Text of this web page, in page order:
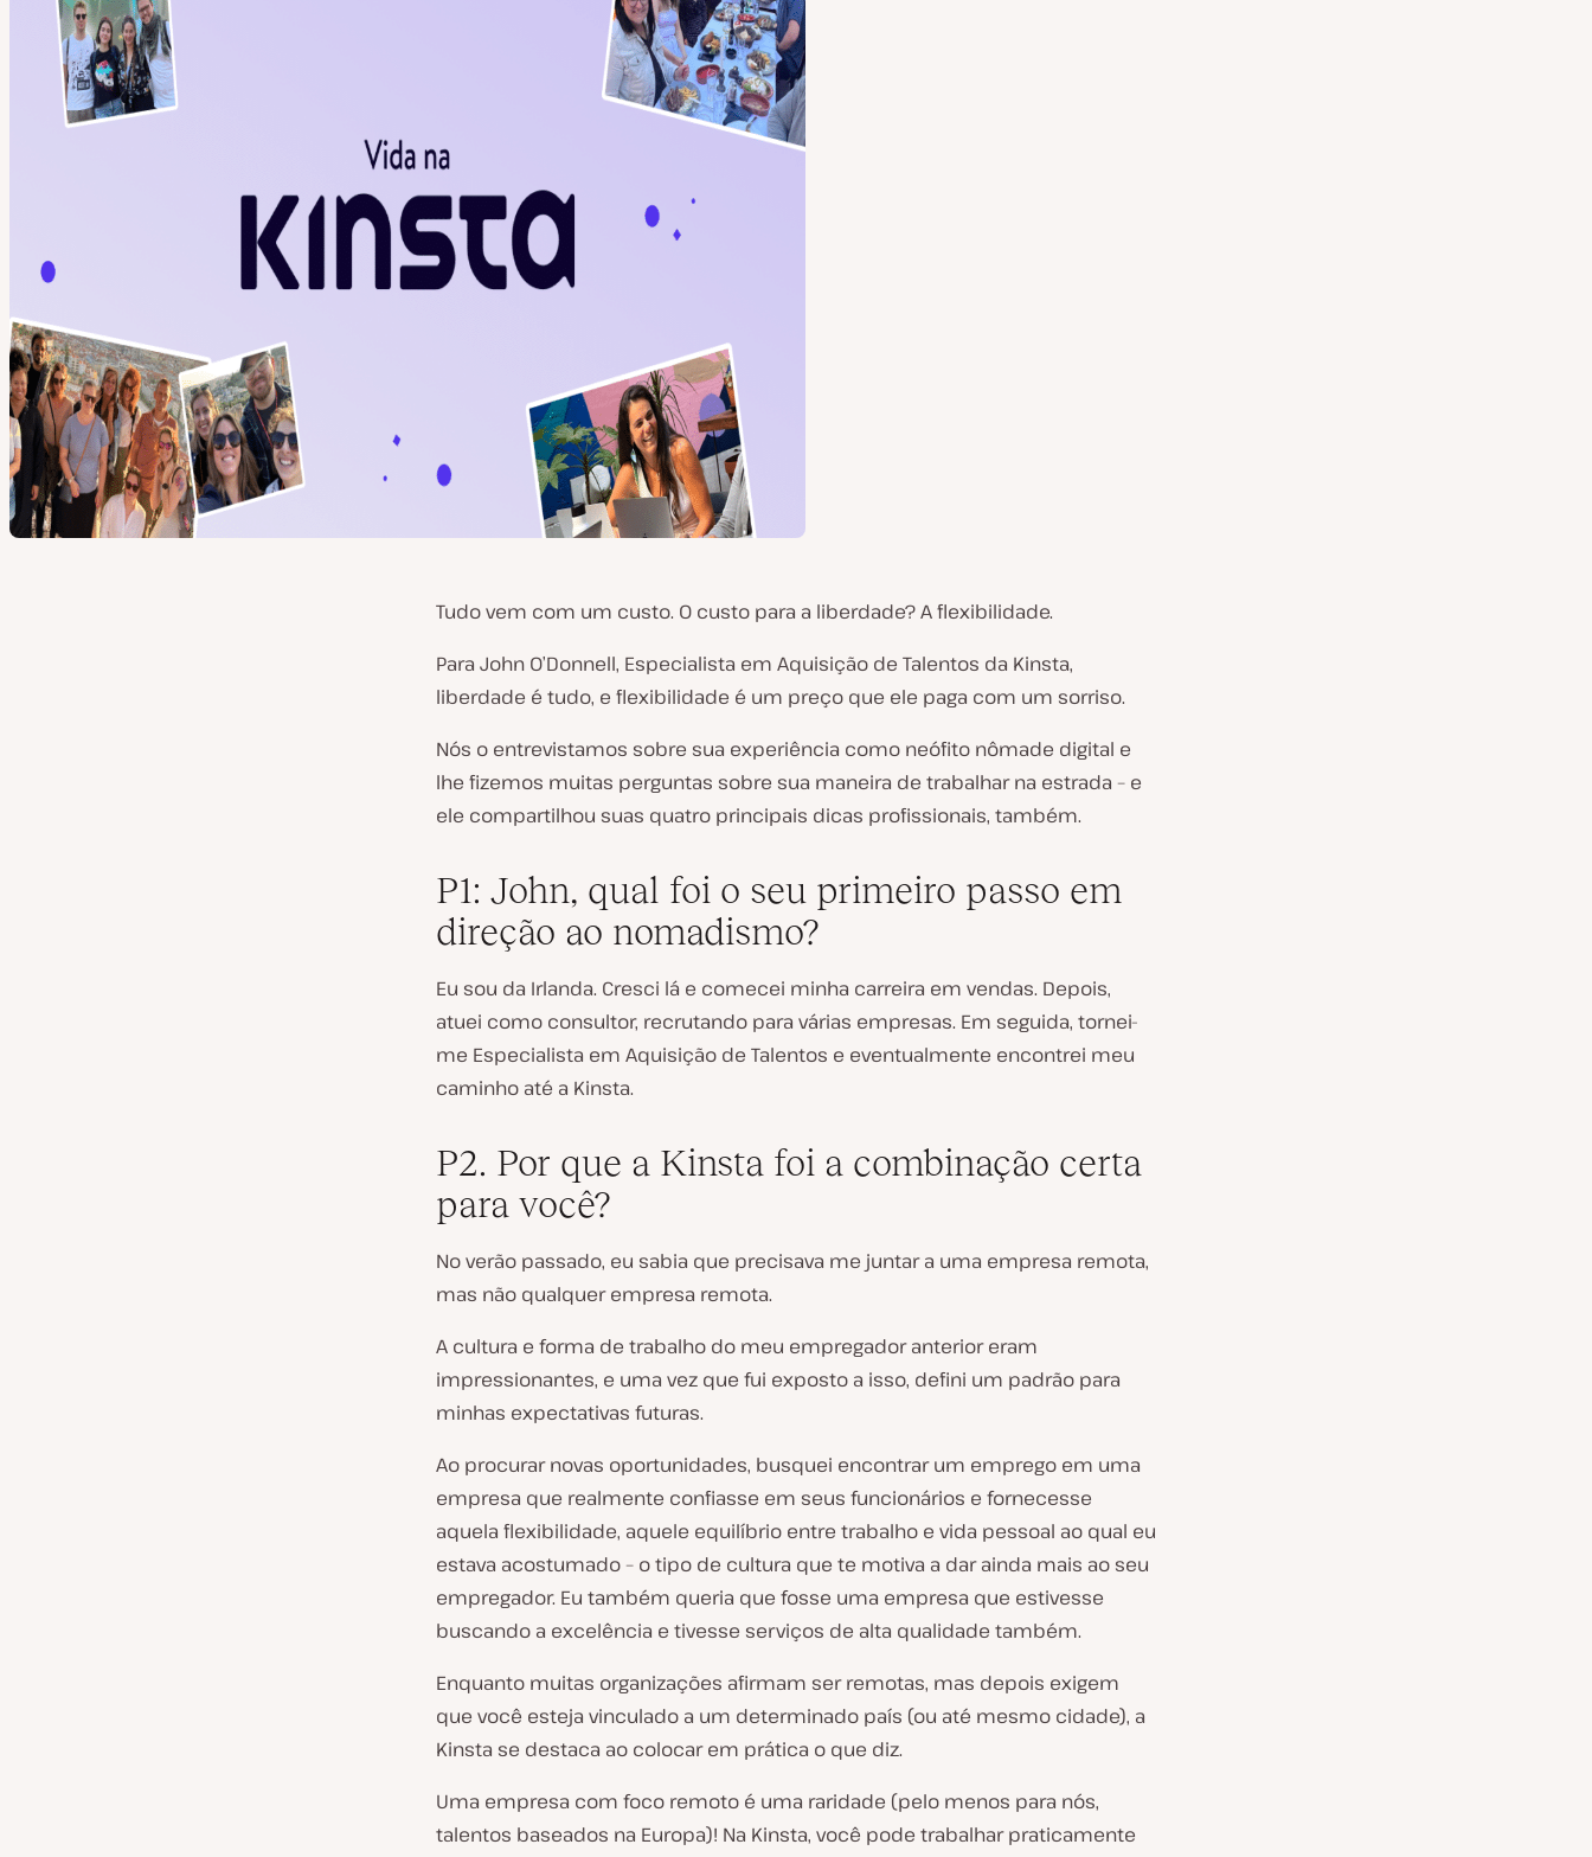
Tudo vem com um custo. O custo para a liberdade? A flexibilidade.
Para John O’Donnell, Especialista em Aquisição de Talentos da Kinsta,
liberdade é tudo, e flexibilidade é um preço que ele paga com um sorriso.
Nós o entrevistamos sobre sua experiência como neófito nômade digital e
lhe fizemos muitas perguntas sobre sua maneira de trabalhar na estrada – e
ele compartilhou suas quatro principais dicas profissionais, também.
P1: John, qual foi o seu primeiro passo em
direção ao nomadismo?
Eu sou da Irlanda. Cresci lá e comecei minha carreira em vendas. Depois,
atuei como consultor, recrutando para várias empresas. Em seguida, tornei-
me Especialista em Aquisição de Talentos e eventualmente encontrei meu
caminho até a Kinsta.
P2. Por que a Kinsta foi a combinação certa
para você?
No verão passado, eu sabia que precisava me juntar a uma empresa remota,
mas não qualquer empresa remota.
A cultura e forma de trabalho do meu empregador anterior eram
impressionantes, e uma vez que fui exposto a isso, defini um padrão para
minhas expectativas futuras.
Ao procurar novas oportunidades, busquei encontrar um emprego em uma
empresa que realmente confiasse em seus funcionários e fornecesse
aquela flexibilidade, aquele equilíbrio entre trabalho e vida pessoal ao qual eu
estava acostumado – o tipo de cultura que te motiva a dar ainda mais ao seu
empregador. Eu também queria que fosse uma empresa que estivesse
buscando a excelência e tivesse serviços de alta qualidade também.
Enquanto muitas organizações afirmam ser remotas, mas depois exigem
que você esteja vinculado a um determinado país (ou até mesmo cidade), a
Kinsta se destaca ao colocar em prática o que diz.
Uma empresa com foco remoto é uma raridade (pelo menos para nós,
talentos baseados na Europa)! Na Kinsta, você pode trabalhar praticamente